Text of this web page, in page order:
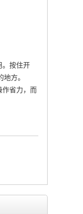
。按住开
方。
作省力，而